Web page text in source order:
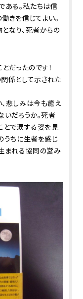
ある。私たちは信
きを信じてよい。
なり、死者からの
とだったのです！
係として示された
悲しみは今も癒え
いだろうか。死者
とで涙する姿を見
うちに生者を感じ
まれる協同の営み